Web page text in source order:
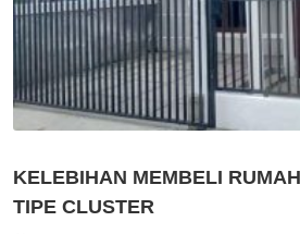
KELEBIHAN MEMBELI
TIPE CLUSTER